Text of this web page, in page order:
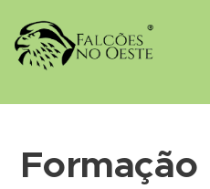
Formação